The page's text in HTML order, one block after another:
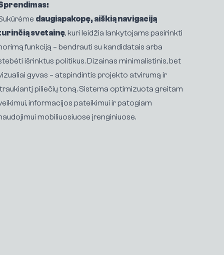
daugiapakopę, aiškią navigaciją
svetainę, kuri leidžia lankytojams pasirinkti
funkciją – bendrauti su kandidatais arba
išrinktus politikus. Dizainas minimalistinis, bet
gyvas – atspindintis projekto atvirumą ir
piliečių toną. Sistema optimizuota greitam
informacijos pateikimui ir patogiam
mobiliuosiuose įrenginiuose.